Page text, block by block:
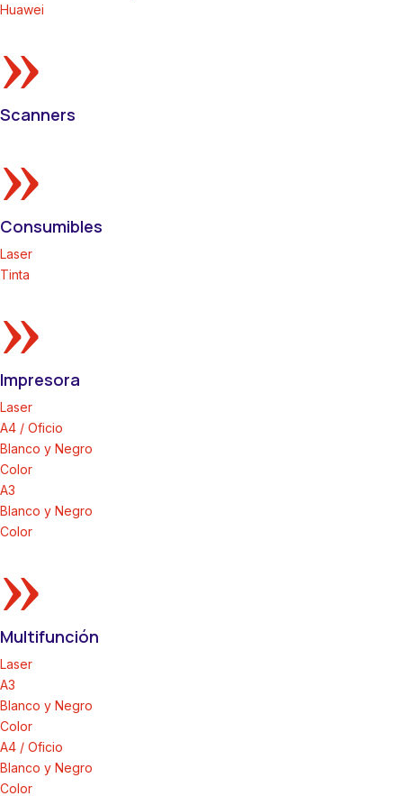
Huawei
»
Scanners
»
Consumibles
Laser
Tinta
»
Impresora
Laser
A4 / Oficio
Blanco y Negro
Color
A3
Blanco y Negro
Color
»
Multifunción
Laser
A3
Blanco y Negro
Color
A4 / Oficio
Blanco y Negro
Color